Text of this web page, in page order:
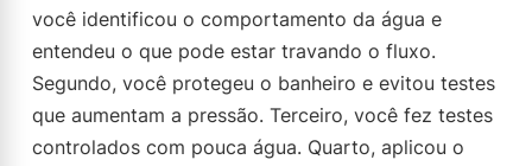
você identificou o comportamento da água e
entendeu o que pode estar travando o fluxo.
Segundo, você protegeu o banheiro e evitou testes
que aumentam a pressão. Terceiro, você fez testes
controlados com pouca água. Quarto, aplicou o